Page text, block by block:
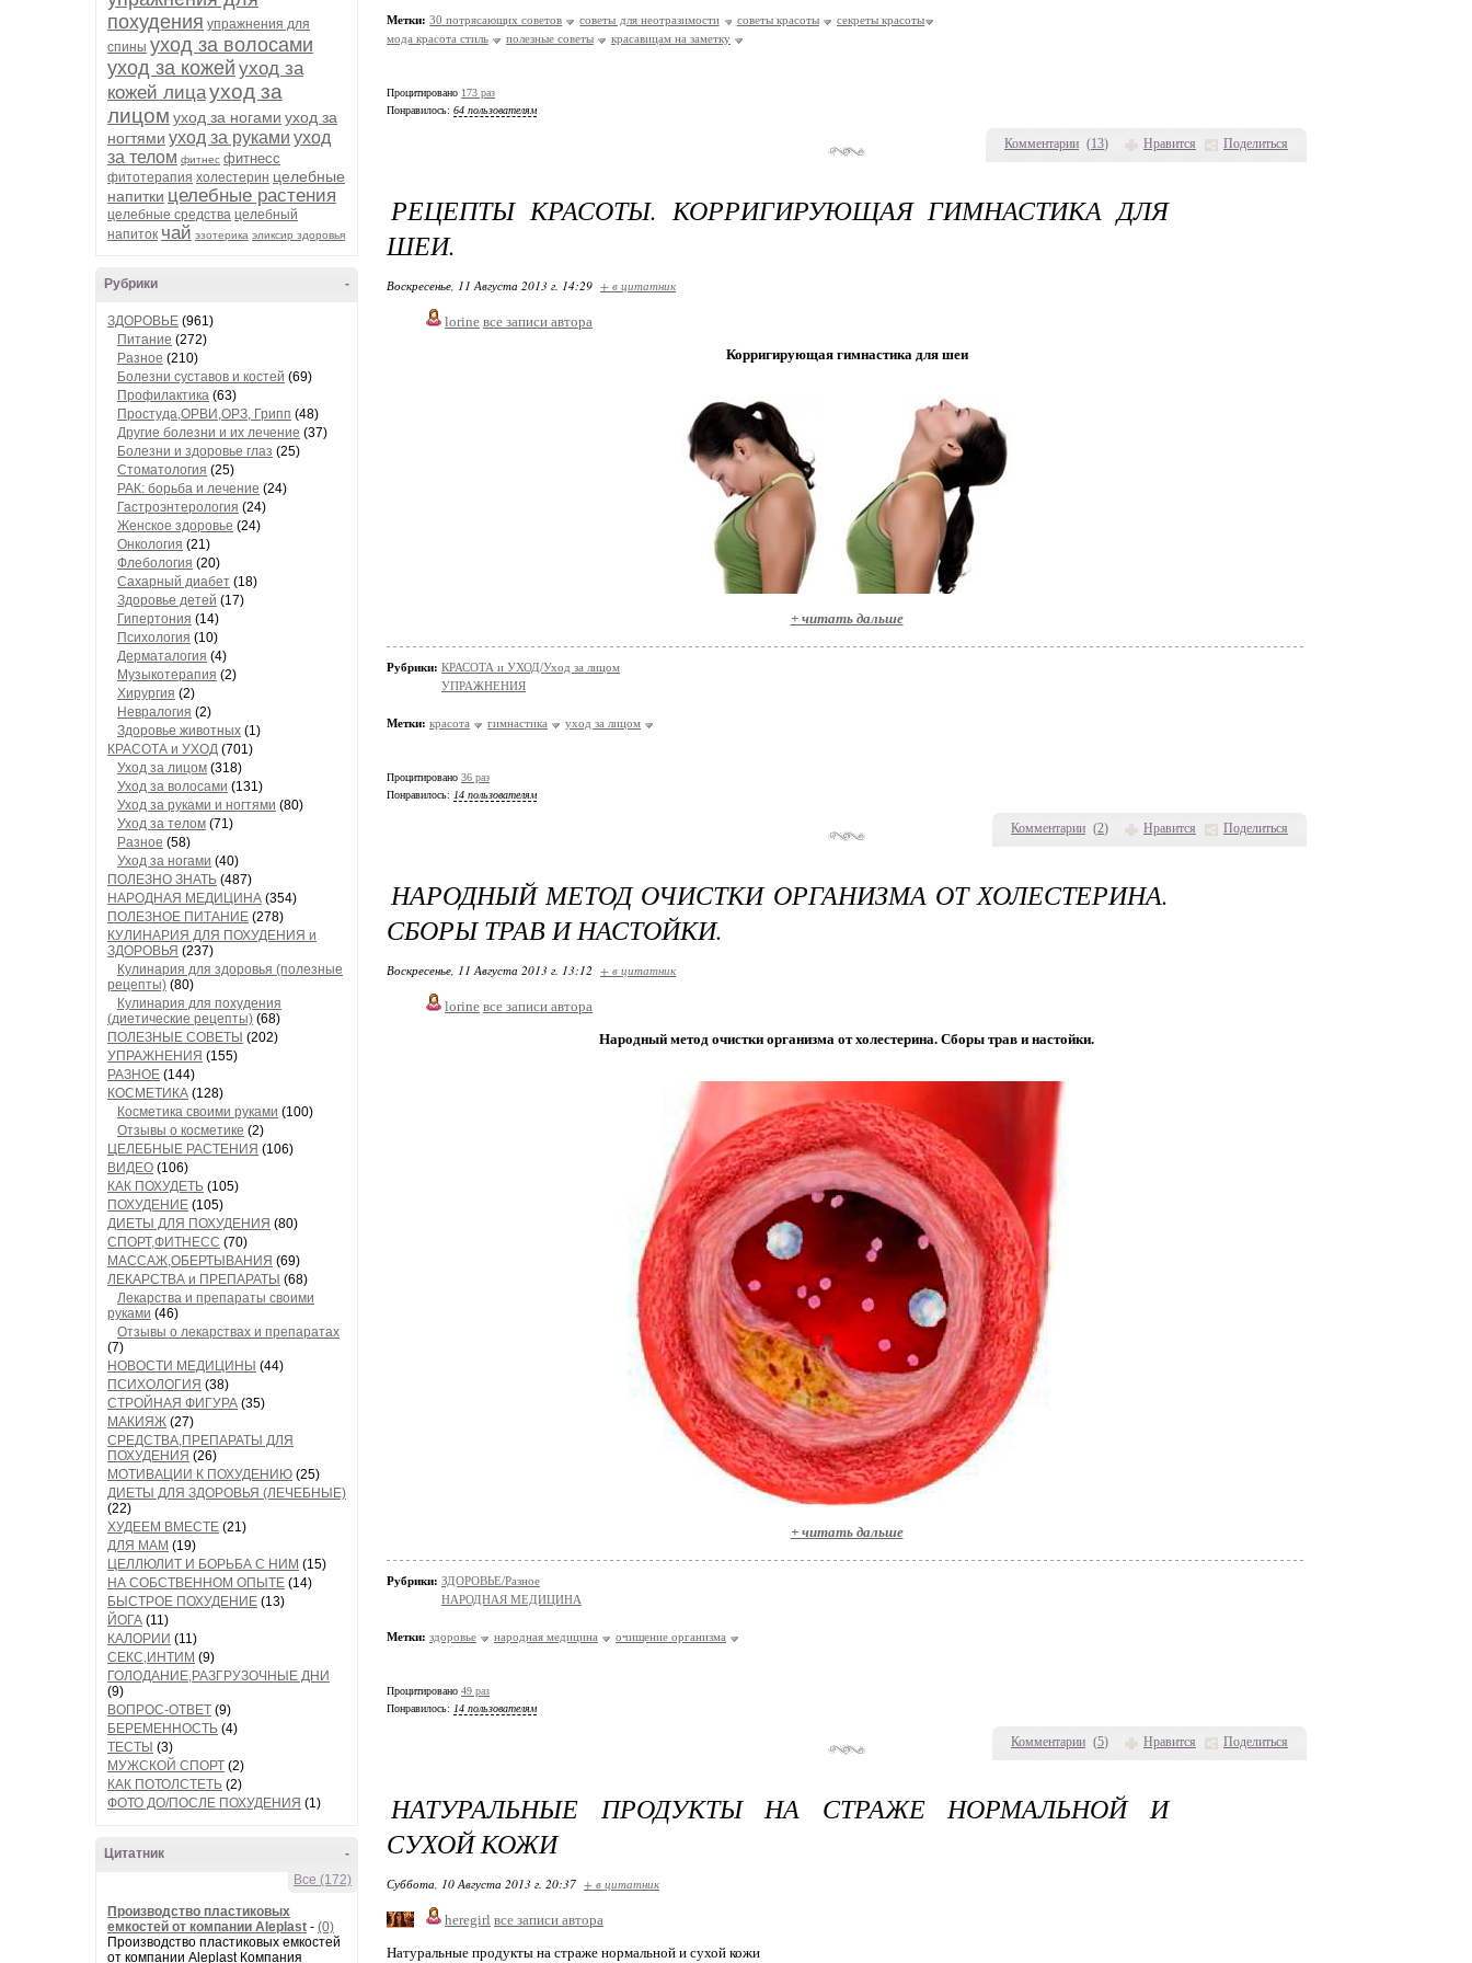
похудения упражнения для
спины уход за волосами
уход за кожей уход за
кожей лицауход за
лицом уход за ногами уход за
ногтями уход за руками уход
за телом фитнес фитнесс
фитотерапия холестерин целебные
напитки целебные растения
целебные средства целебный
напиток чай эзотерика эликсир здоровья
-
Рубрики
ЗДОРОВЬЕ (961)
Питание (272)
Разное (210)
Болезни суставов и костей (69)
Профилактика (63)
Простуда,ОРВИ,ОРЗ, Грипп (48)
Другие болезни и их лечение (37)
Болезни и здоровье глаз (25)
Стоматология (25)
РАК: борьба и лечение (24)
Гастроэнтерология (24)
Женское здоровье (24)
Онкология (21)
Флебология (20)
Сахарный диабет (18)
Здоровье детей (17)
Гипертония (14)
Психология (10)
Дерматалогия (4)
Музыкотерапия (2)
Хирургия (2)
Невралогия (2)
Здоровье животных (1)
КРАСОТА и УХОД (701)
Уход за лицом (318)
Уход за волосами (131)
Уход за руками и ногтями (80)
Уход за телом (71)
Разное (58)
Уход за ногами (40)
ПОЛЕЗНО ЗНАТЬ (487)
НАРОДНАЯ МЕДИЦИНА (354)
ПОЛЕЗНОЕ ПИТАНИЕ (278)
КУЛИНАРИЯ ДЛЯ ПОХУДЕНИЯ и
ЗДОРОВЬЯ (237)
Кулинария для здоровья (полезные
рецепты) (80)
Кулинария для похудения
(диетические рецепты) (68)
ПОЛЕЗНЫЕ СОВЕТЫ (202)
УПРАЖНЕНИЯ (155)
РАЗНОЕ (144)
КОСМЕТИКА (128)
Косметика своими руками (100)
Отзывы о косметике (2)
ЦЕЛЕБНЫЕ РАСТЕНИЯ (106)
ВИДЕО (106)
КАК ПОХУДЕТЬ (105)
ПОХУДЕНИЕ (105)
ДИЕТЫ ДЛЯ ПОХУДЕНИЯ (80)
СПОРТ,ФИТНЕСС (70)
МАССАЖ,ОБЕРТЫВАНИЯ (69)
ЛЕКАРСТВА и ПРЕПАРАТЫ (68)
Лекарства и препараты своими
руками (46)
Отзывы о лекарствах и препаратах
(7)
НОВОСТИ МЕДИЦИНЫ (44)
ПСИХОЛОГИЯ (38)
СТРОЙНАЯ ФИГУРА (35)
МАКИЯЖ (27)
СРЕДСТВА,ПРЕПАРАТЫ ДЛЯ
ПОХУДЕНИЯ (26)
МОТИВАЦИИ К ПОХУДЕНИЮ (25)
ДИЕТЫ ДЛЯ ЗДОРОВЬЯ (ЛЕЧЕБНЫЕ)
(22)
ХУДЕЕМ ВМЕСТЕ (21)
ДЛЯ МАМ (19)
ЦЕЛЛЮЛИТ И БОРЬБА С НИМ (15)
НА СОБСТВЕННОМ ОПЫТЕ (14)
БЫСТРОЕ ПОХУДЕНИЕ (13)
ЙОГА (11)
КАЛОРИИ (11)
СЕКС,ИНТИМ (9)
ГОЛОДАНИЕ,РАЗГРУЗОЧНЫЕ ДНИ
(9)
ВОПРОС-ОТВЕТ (9)
БЕРЕМЕННОСТЬ (4)
ТЕСТЫ (3)
МУЖСКОЙ СПОРТ (2)
КАК ПОТОЛСТЕТЬ (2)
ФОТО ДО/ПОСЛЕ ПОХУДЕНИЯ (1)
-
Цитатник
Все (172)
Производство пластиковых
емкостей от компании Aleplast - (0)
Производство пластиковых емкостей
от компании Aleplast Компания
Комментарии (13) Нравится Поделиться
Метки: 30 потрясающих советов советы для неотразимости советы красоты
секреты красоты
мода красота стиль
полезные советы красавицам на заметку
Процитировано 173 раз
Понравилось: 64 пользователям
Комментарии (2) Нравится Поделиться
РЕЦЕПТЫ КРАСОТЫ. КОРРИГИРУЮЩАЯ ГИМНАСТИКА ДЛЯ
ШЕИ.
Воскресенье, 11 Августа 2013 г. 14:29 + в цитатник
lorine все записи автора
Корригирующая гимнастика для шеи
+ читать дальше
Рубрики: КРАСОТА и УХОД/Уход за лицом
УПРАЖНЕНИЯ
Метки: красота гимнастика уход за лицом
Процитировано 36 раз
Понравилось: 14 пользователям
Комментарии (5) Нравится Поделиться
НАРОДНЫЙ МЕТОД ОЧИСТКИ ОРГАНИЗМА ОТ ХОЛЕСТЕРИНА.
СБОРЫ ТРАВ И НАСТОЙКИ.
Воскресенье, 11 Августа 2013 г. 13:12 + в цитатник
lorine все записи автора
Народный метод очистки организма от холестерина. Сборы трав и настойки.
+ читать дальше
Рубрики: ЗДОРОВЬЕ/Разное
НАРОДНАЯ МЕДИЦИНА
Метки: здоровье народная медицина очищение организма
Процитировано 49 раз
Понравилось: 14 пользователям
НАТУРАЛЬНЫЕ ПРОДУКТЫ НА СТРАЖЕ НОРМАЛЬНОЙ И
СУХОЙ КОЖИ
Суббота, 10 Августа 2013 г. 20:37 + в цитатник
heregirl все записи автора
Натуральные продукты на страже нормальной и сухой кожи